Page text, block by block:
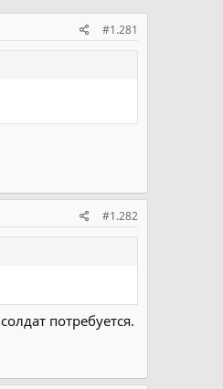
#1.281
#1.282
потребуется.